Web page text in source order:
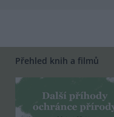
Přehled knih a filmů